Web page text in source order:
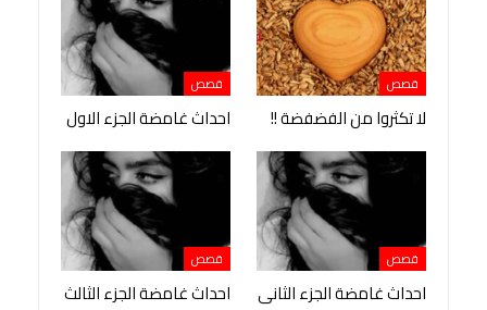
قصص
لا تكثروا من الفضفضة !!
قصص
احداث غامضة الجزء الاول
قصص
احداث غامضة الجزء الثانى
قصص
احداث غامضة الجزء الثالث